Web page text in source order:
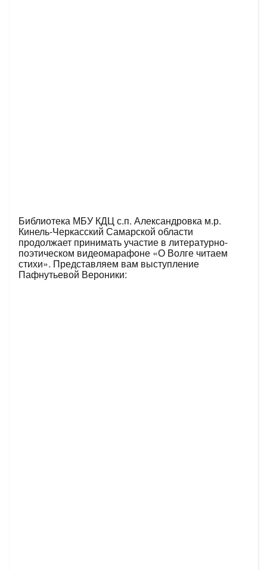
Библиотека МБУ КДЦ с.п. Александровка м.р.
Кинель-Черкасский Самарской области
продолжает принимать участие в литературно-
поэтическом видеомарафоне «О Волге читаем
стихи». Представляем вам выступление
Пафнутьевой Вероники: